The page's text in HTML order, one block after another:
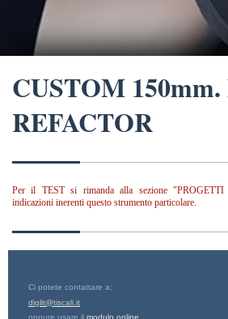
CUSTOM 150mm.
REFACTOR
Per il TEST si rimanda alla sezione
indicazioni inerenti questo strumento particolare.
Ci potete contattare a:
diglit@tiscali.it
oppure usare il modulo online